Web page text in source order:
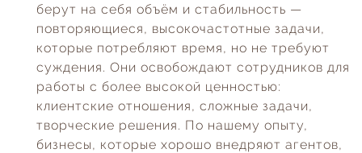
берут на себя объём и стабильность —
повторяющиеся, высокочастотные задачи,
которые потребляют время, но не требуют
суждения. Они освобождают сотрудников для
работы с более высокой ценностью:
клиентские отношения, сложные задачи,
творческие решения. По нашему опыту,
бизнесы, которые хорошо внедряют агентов,